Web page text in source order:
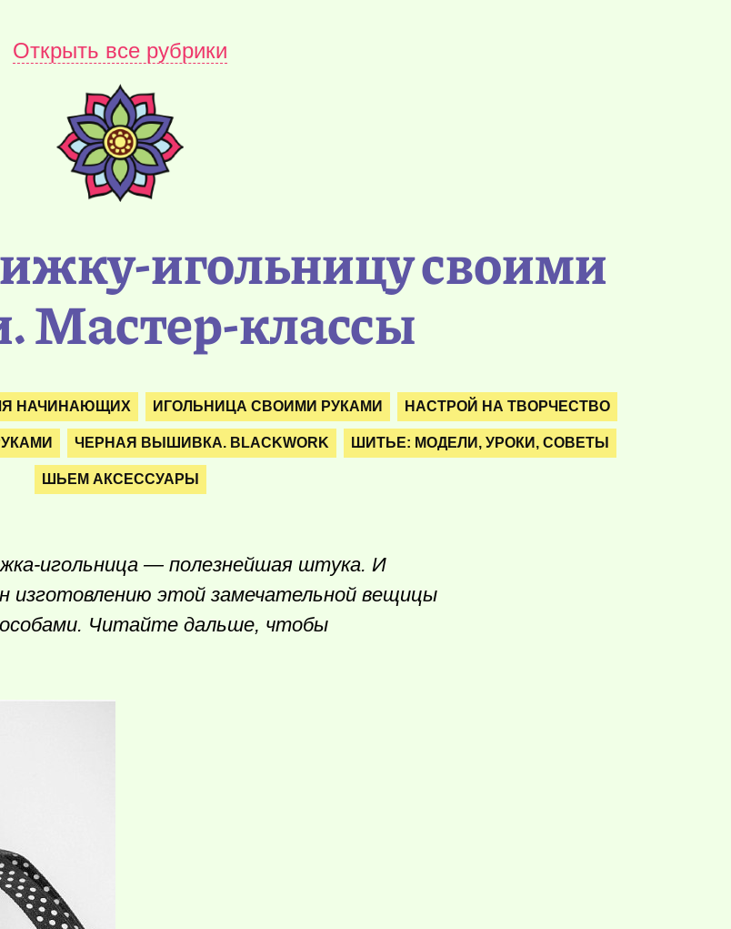
Открыть все рубрики
игольницу своими
Мастер-классы
НАЧИНАЮЩИХ ИГОЛЬНИЦА СВОИМИ РУКАМИ НАСТРОЙ НА ТВОРЧЕСТВО
ЧЕРНАЯ ВЫШИВКА. BLACKWORK ШИТЬЕ: МОДЕЛИ, УРОКИ, СОВЕТЫ
ШЬЕМ АКСЕССУАРЫ
игольница — полезнейшая штука. И
этой замечательной вещицы
Читайте дальше, чтобы